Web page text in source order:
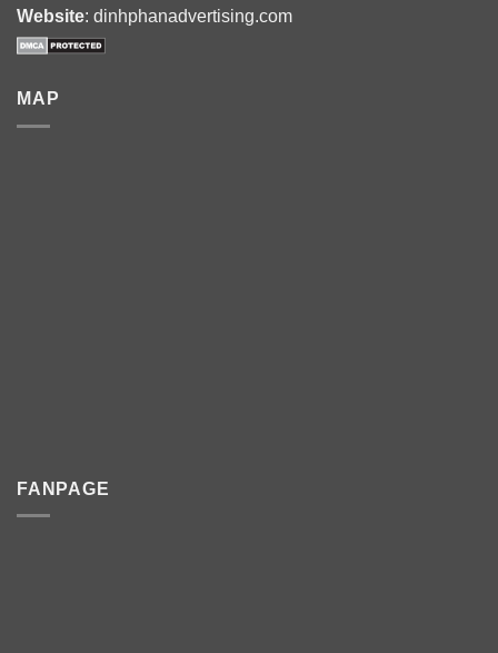
Website: dinhphanadvertising.com
MAP
FANPAGE